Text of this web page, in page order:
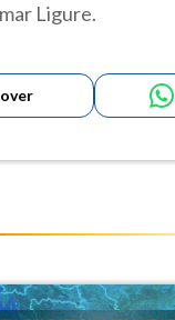
Ligure.